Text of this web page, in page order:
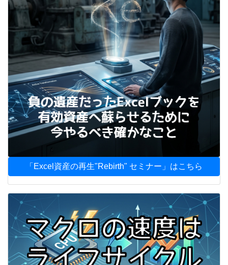
「Excel資産の再生"Rebirth" セミナー」はこちら